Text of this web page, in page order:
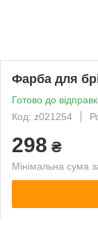
Фарба для
Готово до
Код: z021254
298 ₴
Мінімальна сума